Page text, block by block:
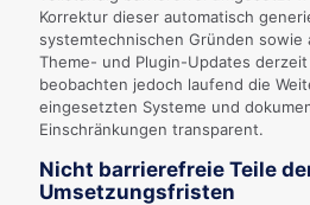
Korrektur dieser automatisch
systemtechnischen Gründen sowie
Theme- und Plugin-Updates
beobachten jedoch laufend die
eingesetzten Systeme und
Einschränkungen transparent.
Nicht barrierefreie Teile
Umsetzungsfristen